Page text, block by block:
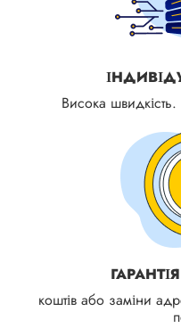
Висока
коштів або заміни